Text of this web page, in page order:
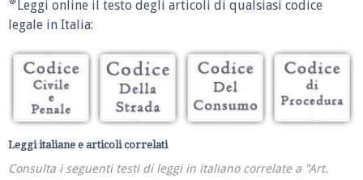
Leggi online il testo degli articoli di qualsiasi codice
legale in Italia:
Leggi italiane e articoli correlati
Consulta i seguenti testi di leggi in italiano correlate a "Art.